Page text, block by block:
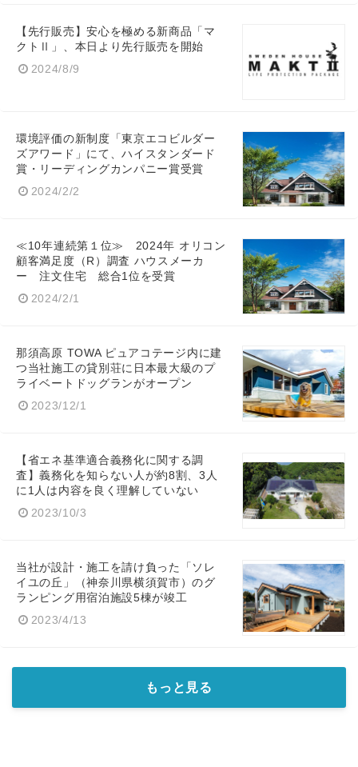
【先行販売】安心を極める新商品「マ
クトⅡ」、本日より先行販売を開始
2024/8/9
環境評価の新制度「東京エコビルダー
ズアワード」にて、ハイスタンダード
賞・リーディングカンパニー賞受賞
2024/2/2
≪10年連続第１位≫ 2024年 オリコン
顧客満足度（R）調査 ハウスメーカ
ー 注文住宅 総合1位を受賞
2024/2/1
那須高原 TOWA ピュアコテージ内に建
つ当社施工の貸別荘に日本最大級のプ
ライベートドッグランがオープン
2023/12/1
【省エネ基準適合義務化に関する調
査】義務化を知らない人が約8割、3人
に1人は内容を良く理解していない
2023/10/3
当社が設計・施工を請け負った「ソレ
イユの丘」（神奈川県横須賀市）のグ
ランピング用宿泊施設5棟が竣工
2023/4/13
もっと見る
English